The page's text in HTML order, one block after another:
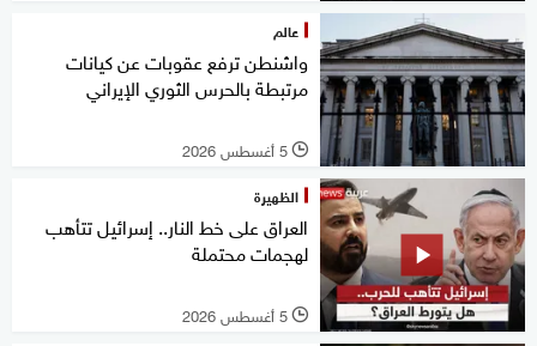
عالم
واشنطن ترفع عقوبات عن كيانات
مرتبطة بالحرس الثوري الإيراني
l 5 أغسطس 2026
الظهيرة
العراق على خط النار.. إسرائيل تتأهب
لهجمات محتملة
l 5 أغسطس 2026